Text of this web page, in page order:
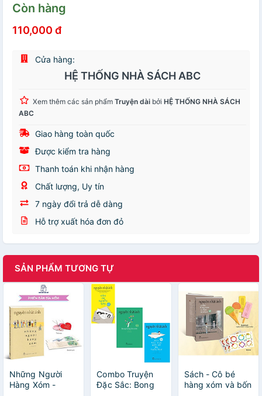
Còn hàng
110,000 đ
Cửa hàng:
HỆ THỐNG NHÀ SÁCH ABC
Xem thêm các sản phẩm Truyện dài bởi HỆ THỐNG NHÀ SÁCH
ABC
Giao hàng toàn quốc
Được kiểm tra hàng
Thanh toán khi nhận hàng
Chất lượng, Uy tín
7 ngày đổi trả dễ dàng
Hỗ trợ xuất hóa đơn đỏ
SẢN PHẨM TƯƠNG TỰ
Những Người
Hàng Xóm -
Combo Truyện
Đặc Sắc: Bong
Sách - Cô bé
hàng xóm và bốn